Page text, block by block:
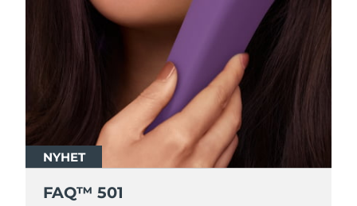
NYHET
FAQ™ 501